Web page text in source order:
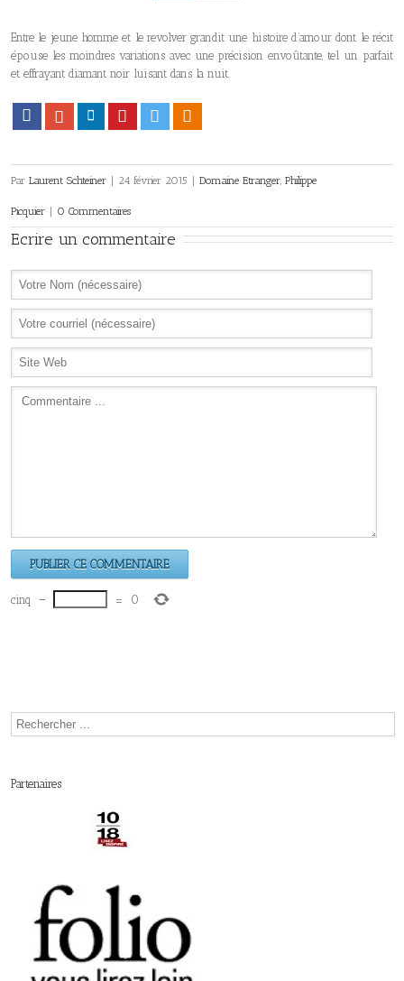
Entre le jeune homme et le revolver grandit une histoire d’amour dont le récit
épouse les moindres variations avec une précision envoûtante, tel un parfait
et effrayant diamant noir luisant dans la nuit.
Facebook Google+
Par Laurent Schteiner 24 février 2015 Domaine Etranger, Philippe
Picquier 0 Commentaires
Ecrire un commentaire
cinq − = 0
Partenaires